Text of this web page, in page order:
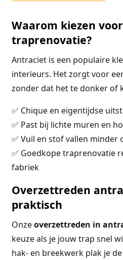
Waarom kiezen
traprenovatie?
Antraciet is een populaire
interieurs. Het zorgt voor
zonder dat het te donker of
✅ Chique en eigentijdse
✅ Past bij lichte muren en
✅ Vuil en stof vallen minder
✅ Goedkope traprenovatie
fabriek
Overzettreden
praktisch
Onzeoverzettreden in
keuze als je jouw trap snel
hak- en breekwerk plak je